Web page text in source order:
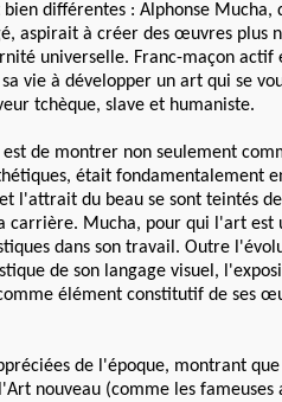
différentes : Alphonse Mucha,
aspirait à créer des œuvres plus
universelle. Franc-maçon actif
sa vie à développer un art qui se
tchèque, slave et humaniste.
de montrer non seulement
était fondamentalement
l'attrait du beau se sont teintés
carrière. Mucha, pour qui l'art est
dans son travail. Outre
de son langage visuel,
élément constitutif de ses
de l'époque, montrant
nouveau (comme les fameuses